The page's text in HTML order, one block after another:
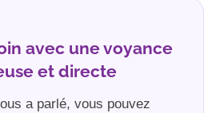
avec une voyance
et directe
a parlé, vous pouvez